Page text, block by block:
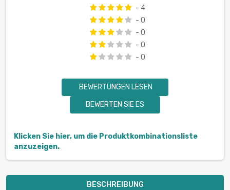
- 4
- 0
- 0
- 0
- 0
BEWERTUNGEN LESEN
BEWERTEN SIE ES
Klicken Sie hier, um die Produktkombinationsliste
anzuzeigen.
BESCHREIBUNG